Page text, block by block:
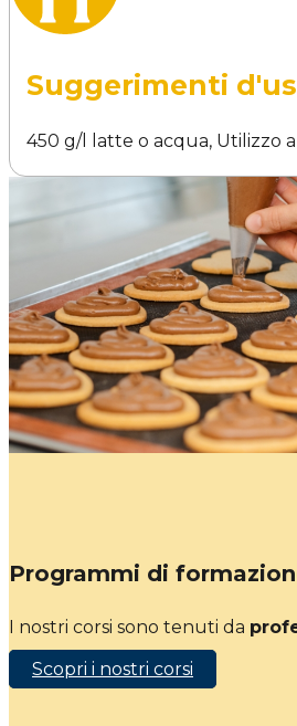
Suggerimenti
450 g/l latte o acqua, Utilizzo
Programmi di
I nostri corsi sono tenuti da
Scopri i nostri corsi